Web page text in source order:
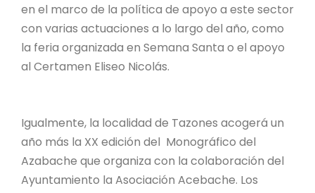
en el marco de la política de apoyo a este sector
con varias actuaciones a lo largo del año, como
la feria organizada en Semana Santa o el apoyo
al Certamen Eliseo Nicolás.
Igualmente, la localidad de Tazones acogerá un
año más la XX edición del Monográfico del
Azabache que organiza con la colaboración del
Ayuntamiento la Asociación Acebache. Los